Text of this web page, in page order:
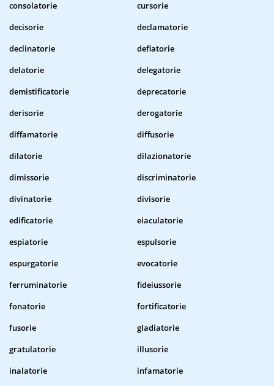
consolatorie
cursorie
decisorie
declamatorie
declinatorie
deflatorie
delatorie
delegatorie
demistificatorie
deprecatorie
derisorie
derogatorie
diffamatorie
diffusorie
dilatorie
dilazionatorie
dimissorie
discriminatorie
divinatorie
divisorie
edificatorie
eiaculatorie
espiatorie
espulsorie
espurgatorie
evocatorie
ferruminatorie
fideiussorie
fonatorie
fortificatorie
fusorie
gladiatorie
gratulatorie
illusorie
inalatorie
infamatorie